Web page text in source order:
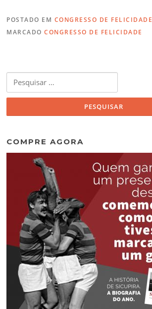
POSTADO EM CONGRESSO DE FELICIDADE
MARCADOCONGRESSO DE FELICIDADE
por:
COMPRE AGORA